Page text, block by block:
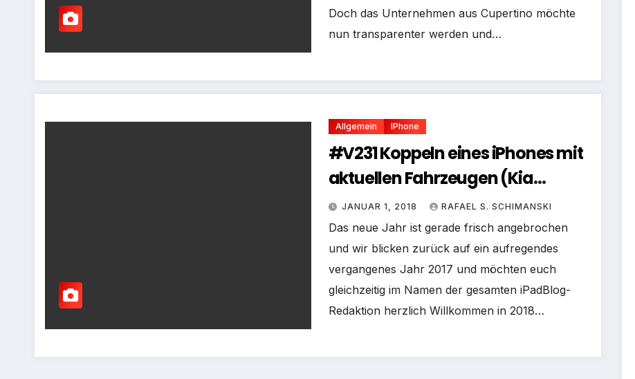
Doch das Unternehmen aus Cupertino möchte
nun transparenter werden und…
Allgemein IPhone
#V231 Koppeln eines iPhones mit
aktuellen Fahrzeugen (Kia
Sorento)
JANUAR 1, 2018 RAFAEL S. SCHIMANSKI
Das neue Jahr ist gerade frisch angebrochen
und wir blicken zurück auf ein aufregendes
vergangenes Jahr 2017 und möchten euch
gleichzeitig im Namen der gesamten iPadBlog-
Redaktion herzlich Willkommen in 2018…